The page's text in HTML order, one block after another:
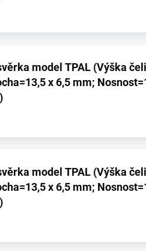
TPAL (Výška čelisti=160; Šířka
x 6,5 mm;
TPAL (Výška čelisti=120; Šířka
x 6,5 mm;